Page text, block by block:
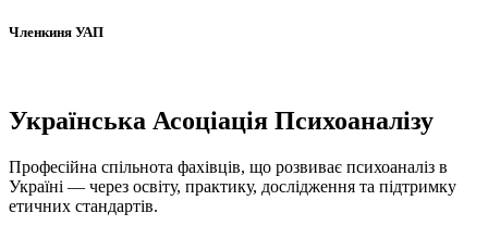
Членкиня УАП
Українська Асоціація Психоаналізу
Професійна спільнота фахівців, що розвиває психоаналіз в
Україні — через освіту, практику, дослідження та підтримку
етичних стандартів.